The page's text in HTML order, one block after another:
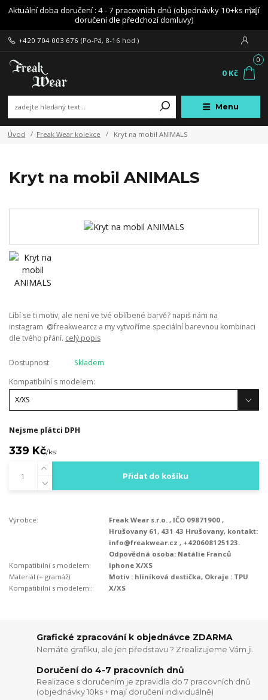
Aktuální doba doručení : 4 - 7 pracovních dnů (objednávky 10+ks mají
doručení dle předchozí domluvy)
Menu
+420 704 003 676 (Po-Pá, 8-16 hod.)
0
0 Kč
Úvod Freak Wear kolekce Kryt na mobil ANIMALS
Kryt na mobil ANIMALS
Líbí se ti motiv, ale není ve tvé oblíbené barvě? napiš nám na
instagram @freakwearcz a my vytvoříme speciální barevnou kombinaci
dle tvého přání. celý popis
Dostupnost
Skladem
Kompatibilní s modelem:
Nejsme plátci DPH
339 Kč/ks
Přidat do košíku
Výrobce:
Freak Wear s.r.o. , IČO 09871900 ,
Hrušovany 61, 431 43 Hrušovany, kontakt:
info@freakwear.cz , +420608125123.
Odpovědná osoba: Natálie Franců
Kompatibilní s modelem:
Iphone X/XS
Materiál (+ gramáž):
Motiv : hliníková destička, Okraje : TPU
Kompatibilní s modelem::
X/XS
Grafické zpracování k objednávce ZDARMA
Nemáte grafiku, ale jen představu ? Zrealizujeme Vám ji.
Doručení do 4-7 pracovních dnů
Realizace s doručením je zpravidla do 7 pracovních dnů
(objednávky 10ks + mají doručení individuálně)